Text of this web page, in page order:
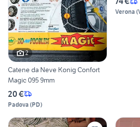
2
Catene da Neve Konig Confort
Magic 095 9mm
20 €
Padova (PD)
Verona (